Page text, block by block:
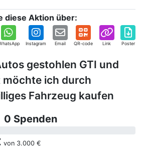
diese Aktion über:
Instagram Email QR-code Link Poster
gestohlen GTI und
ich durch
Fahrzeug kaufen
0 Spenden
von 3.000 €